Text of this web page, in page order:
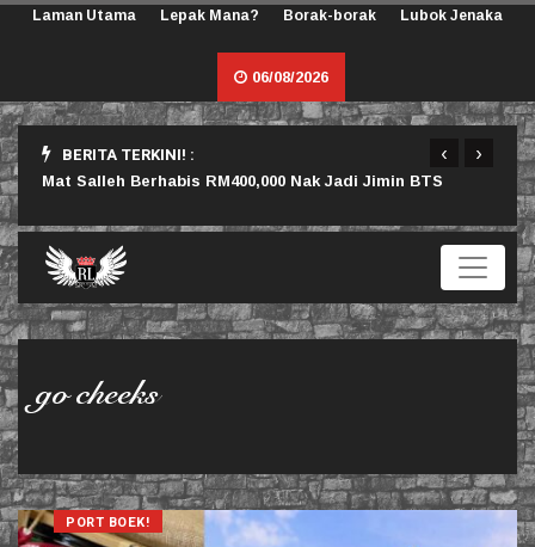
Laman Utama Lepak Mana? Borak-borak Lubok Jenaka
06/08/2026
BERITA TERKINI! :
Mat Salleh Berhabis RM400,000 Nak Jadi Jimin BTS
‹ ›
go cheeks
PORT BOEK!